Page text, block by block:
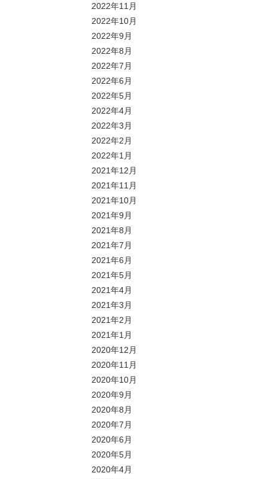
2022年11月
2022年10月
2022年9月
2022年8月
2022年7月
2022年6月
2022年5月
2022年4月
2022年3月
2022年2月
2022年1月
2021年12月
2021年11月
2021年10月
2021年9月
2021年8月
2021年7月
2021年6月
2021年5月
2021年4月
2021年3月
2021年2月
2021年1月
2020年12月
2020年11月
2020年10月
2020年9月
2020年8月
2020年7月
2020年6月
2020年5月
2020年4月